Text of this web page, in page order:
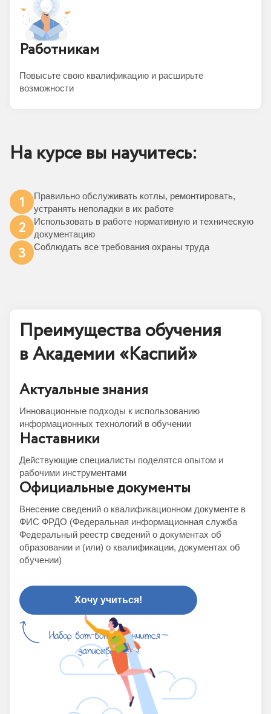
Работникам
Повысьте свою квалификацию и расширьте
возможности
На курсе вы научитесь:
1
Правильно обслуживать котлы, ремонтировать,
устранять неполадки в их работе
2
Использовать в работе нормативную и техническую
документацию
3 Соблюдать все требования охраны труда
Преимущества обучения
в Академии «Каспий»
Актуальные знания
Инновационные подходы к использованию
информационных технологий в обучении
Наставники
Действующие специалисты поделятся опытом и
рабочими инструментами
Официальные документы
Внесение сведений о квалификационном документе в
ФИС ФРДО (Федеральная информационная служба
Федеральный реестр сведений о документах об
образовании и (или) о квалификации, документах об
обучении)
Хочу учиться!